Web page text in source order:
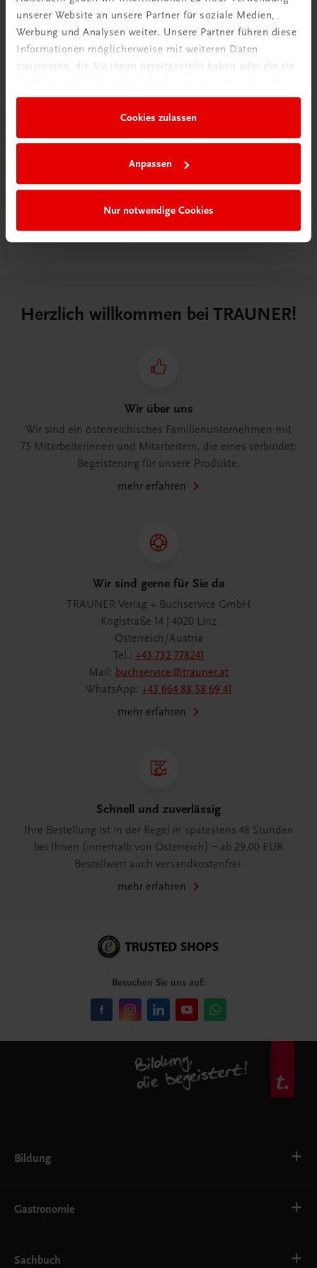
unserer Website an unsere Partner für soziale Medien,
Werbung und Analysen weiter. Unsere Partner führen diese
Informationen möglicherweise mit weiteren Daten
zusammen, die Sie ihnen bereitgestellt haben oder die sie
Cookies zulassen
Anpassen
Nur notwendige Cookies
Newsletter abonnieren
& Versandkosten sparen
Herzlich willkommen bei TRAUNER!
Wir über uns
Wir sind ein österreichisches Familienunternehmen mit
75 Mitarbeiterinnen und Mitarbeitern, die eines verbindet:
Begeisterung für unsere Produkte.
mehr erfahren
Wir sind gerne für Sie da
TRAUNER Verlag + Buchservice GmbH
Köglstraße 14 | 4020 Linz
Österreich/Austria
Tel.: +43 732 778241
Mail: buchservice@trauner.at
WhatsApp: +43 664 88 58 69 41
mehr erfahren
Schnell und zuverlässig
Ihre Bestellung ist in der Regel in spätestens 48 Stunden
bei Ihnen (innerhalb von Österreich) – ab 29,00 EUR
Bestellwert auch versandkostenfrei.
mehr erfahren
Besuchen Sie uns auf:
Bildung
AHS
EWF/ZWF
FW
Gastronomie
Getränke
Sachbuch